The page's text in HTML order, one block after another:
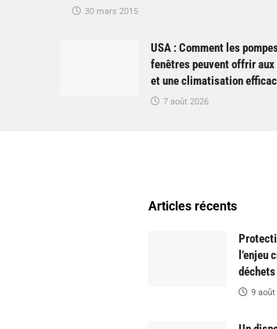
30 mars 2015
USA : Comment les
fenêtres peuvent offrir
et une climatisation
7 août 2026
Articles récents
l’enjeu
9 août